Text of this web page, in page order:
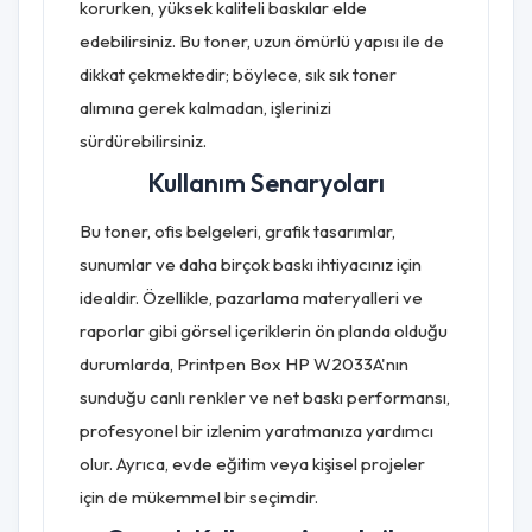
korurken, yüksek kaliteli baskılar elde
edebilirsiniz. Bu toner, uzun ömürlü yapısı ile de
dikkat çekmektedir; böylece, sık sık toner
alımına gerek kalmadan, işlerinizi
sürdürebilirsiniz.
Kullanım Senaryoları
Bu toner, ofis belgeleri, grafik tasarımlar,
sunumlar ve daha birçok baskı ihtiyacınız için
idealdir. Özellikle, pazarlama materyalleri ve
raporlar gibi görsel içeriklerin ön planda olduğu
durumlarda, Printpen Box HP W2033A'nın
sunduğu canlı renkler ve net baskı performansı,
profesyonel bir izlenim yaratmanıza yardımcı
olur. Ayrıca, evde eğitim veya kişisel projeler
için de mükemmel bir seçimdir.